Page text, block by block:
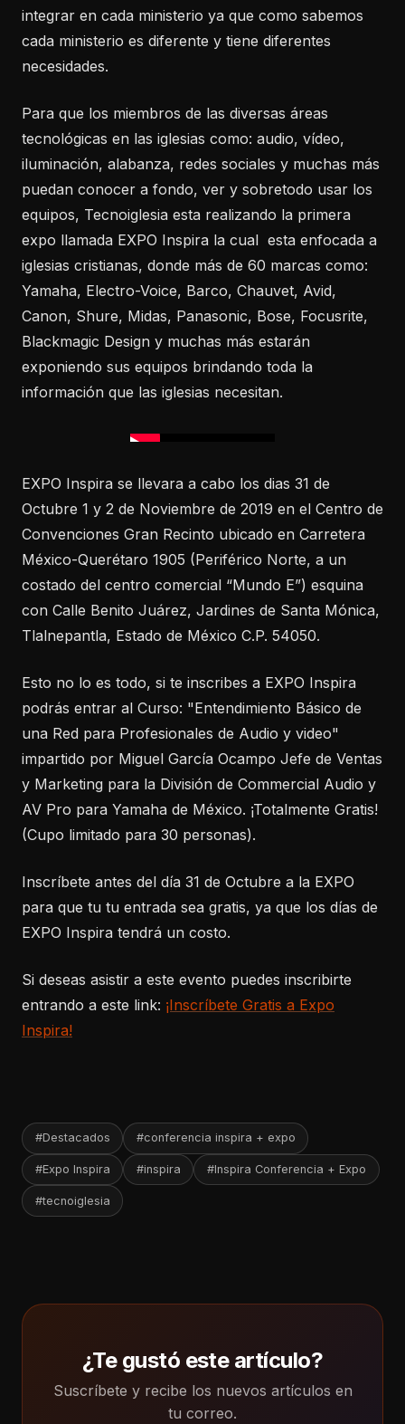
integrar en cada ministerio ya que como sabemos
cada ministerio es diferente y tiene diferentes
necesidades.
Para que los miembros de las diversas áreas
tecnológicas en las iglesias como: audio, vídeo,
iluminación, alabanza, redes sociales y muchas más
puedan conocer a fondo, ver y sobretodo usar los
equipos, Tecnoiglesia esta realizando la primera
expo llamada EXPO Inspira la cual esta enfocada a
iglesias cristianas, donde más de 60 marcas como:
Yamaha, Electro-Voice, Barco, Chauvet, Avid,
Canon, Shure, Midas, Panasonic, Bose, Focusrite,
Blackmagic Design y muchas más estarán
exponiendo sus equipos brindando toda la
información que las iglesias necesitan.
EXPO Inspira se llevara a cabo los dias 31 de
Octubre 1 y 2 de Noviembre de 2019 en el Centro de
Convenciones Gran Recinto ubicado en Carretera
México-Querétaro 1905 (Periférico Norte, a un
costado del centro comercial “Mundo E”) esquina
con Calle Benito Juárez, Jardines de Santa Mónica,
Tlalnepantla, Estado de México C.P. 54050.
Esto no lo es todo, si te inscribes a EXPO Inspira
podrás entrar al Curso: "Entendimiento Básico de
una Red para Profesionales de Audio y video"
impartido por Miguel García Ocampo Jefe de Ventas
y Marketing para la División de Commercial Audio y
AV Pro para Yamaha de México. ¡Totalmente Gratis!
(Cupo limitado para 30 personas).
Inscríbete antes del día 31 de Octubre a la EXPO
para que tu tu entrada sea gratis, ya que los días de
EXPO Inspira tendrá un costo.
Si deseas asistir a este evento puedes inscribirte
entrando a este link: ¡Inscríbete Gratis a Expo
Inspira!
#Destacados #conferencia inspira + expo
#Expo Inspira #inspira #Inspira Conferencia + Expo
#tecnoiglesia
¿Te gustó este artículo?
Suscríbete y recibe los nuevos artículos en
tu correo.